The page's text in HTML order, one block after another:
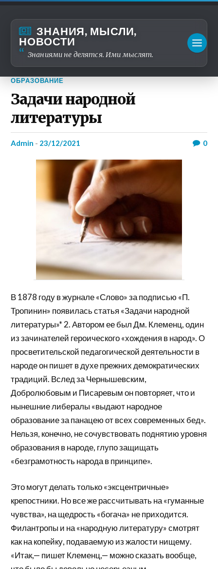
ЗНАНИЯ, МЫСЛИ,
НОВОСТИ
Знаниями не делятся. Ими мыслят.
ОБРАЗОВАНИЕ
Задачи народной
литературы
admin - 23/12/2021 0
В 1878 году в журнале «Слово» за подписью «П.
Тропинин» появилась статья «Задачи народной
литературы»* 2. Автором ее был Дм. Клеменц, один
из зачинателей героического «хождения в народ». О
просветительской педагогической деятельности в
народе он пишет в духе прежних демократических
традиций. Вслед за Чернышевским,
Добролюбовым и Писаревым он повторяет, что и
нынешние либералы «выдают народное
образование за панацею от всех современных бед».
Нельзя, конечно, не сочувствовать поднятию уровня
образования в народе, глупо защищать
«безграмотность народа в принципе».
Это могут делать только «эксцентричные»
крепостники. Но все же рассчитывать на «гуманные
чувства», на щедрость «богача» не приходится.
Филантропы и на «народную литературу» смотрят
как на копейку, подаваемую из жалости нищему.
«Итак,— пишет Клеменц,— можно сказать вообще,